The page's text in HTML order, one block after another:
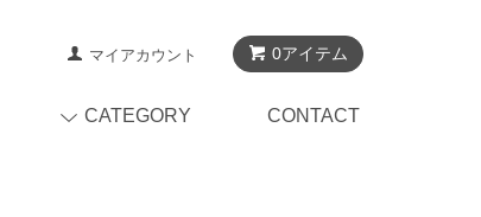
0アイテム
マイアカウント
CATEGORY CONTACT